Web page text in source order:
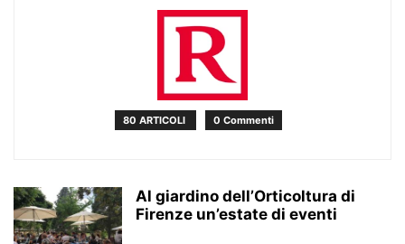
80 ARTICOLI 0 Commenti
Al giardino dell’Orticoltura di
Firenze un’estate di eventi